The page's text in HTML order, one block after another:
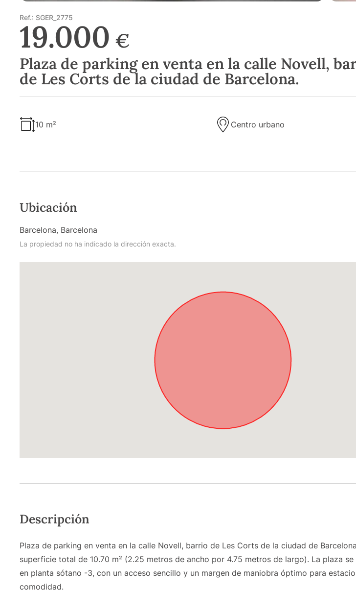
Ref.: SGER_2775
19.000 €
Plaza de parking en venta en la calle Novell,
de Les Corts de la ciudad de Barcelona.
10 m² Centro urbano
Ubicación
Barcelona, Barcelona
La propiedad no ha indicado la dirección exacta.
Descripción
Plaza de parking en venta en la calle Novell, barrio de Les Corts de la ciudad de
superficie total de 10.70 m² (2.25 metros de ancho por 4.75 metros de largo). La plaza
en planta sótano -3, con un acceso sencillo y un margen de maniobra óptimo para
comodidad.